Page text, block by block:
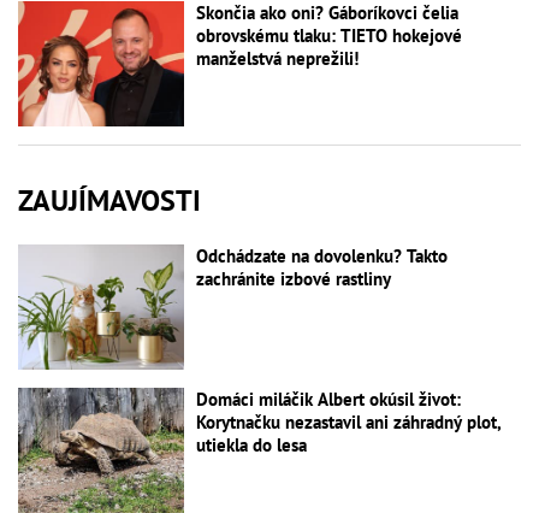
Skončia ako oni? Gáboríkovci čelia
obrovskému tlaku: TIETO hokejové
manželstvá neprežili!
ZAUJÍMAVOSTI
Odchádzate na dovolenku? Takto
zachránite izbové rastliny
Domáci miláčik Albert okúsil život:
Korytnačku nezastavil ani záhradný plot,
utiekla do lesa